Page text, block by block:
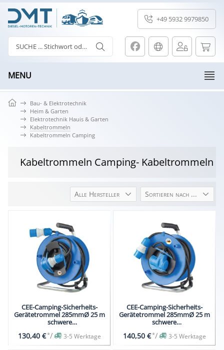
+49 5932 9979850
MENU
Bau- & Elektrotechnik
Heim & Garten
Elektrotechnik Hauis & Garten
Kabeltrommeln
Kabeltrommeln Camping
Kabeltrommeln Camping- Kabeltrommeln
Alle Hersteller Sortieren nach ...
CEE-Camping-Sicherheits-
Gerätetrommel 285mmØ 25 m
schwere
130,40 €*/ 3-5 Werktage
CEE-Camping-Sicherheits-
Gerätetrommel 285mmØ 25 m
schwere
140,50 €*/ 3-5 Werktage